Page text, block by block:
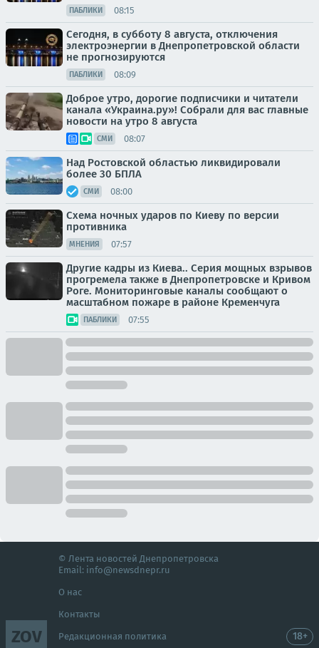
ПАБЛИКИ 08:15
Сегодня, в субботу 8 августа, отключения
электроэнергии в Днепропетровской области
не прогнозируются
ПАБЛИКИ 08:09
Доброе утро, дорогие подписчики и читатели
канала «Украина.ру»! Собрали для вас главные
новости на утро 8 августа
СМИ 08:07
Над Ростовской областью ликвидировали
более 30 БПЛА
СМИ 08:00
Схема ночных ударов по Киеву по версии
противника
МНЕНИЯ 07:57
Другие кадры из Киева.. Серия мощных взрывов
прогремела также в Днепропетровске и Кривом
Роге. Мониторинговые каналы сообщают о
масштабном пожаре в районе Кременчуга
ПАБЛИКИ 07:55
ZOV
© Лента новостей Днепропетровска
Email: info@newsdnepr.ru
О нас
Контакты
Редакционная политика 18+